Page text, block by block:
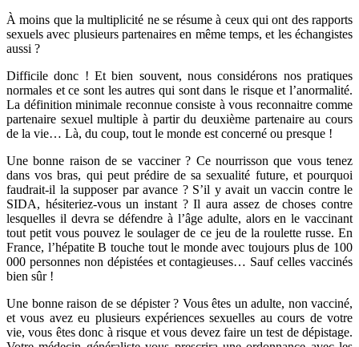
À moins que la multiplicité ne se résume à ceux qui ont des rapports
sexuels avec plusieurs partenaires en même temps, et les échangistes
aussi ?
Difficile donc ! Et bien souvent, nous considérons nos pratiques
normales et ce sont les autres qui sont dans le risque et l’anormalité.
La définition minimale reconnue consiste à vous reconnaitre comme
partenaire sexuel multiple à partir du deuxième partenaire au cours
de la vie… Là, du coup, tout le monde est concerné ou presque !
Une bonne raison de se vacciner ? Ce nourrisson que vous tenez
dans vos bras, qui peut prédire de sa sexualité future, et pourquoi
faudrait-il la supposer par avance ? S’il y avait un vaccin contre le
SIDA, hésiteriez-vous un instant ? Il aura assez de choses contre
lesquelles il devra se défendre à l’âge adulte, alors en le vaccinant
tout petit vous pouvez le soulager de ce jeu de la roulette russe. En
France, l’hépatite B touche tout le monde avec toujours plus de 100
000 personnes non dépistées et contagieuses… Sauf celles vaccinés
bien sûr !
Une bonne raison de se dépister ? Vous êtes un adulte, non vacciné,
et vous avez eu plusieurs expériences sexuelles au cours de votre
vie, vous êtes donc à risque et vous devez faire un test de dépistage.